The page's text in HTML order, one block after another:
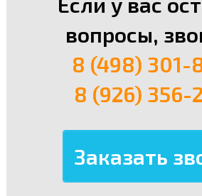
вопросы,
8 (498) 301-
8 (926) 356-